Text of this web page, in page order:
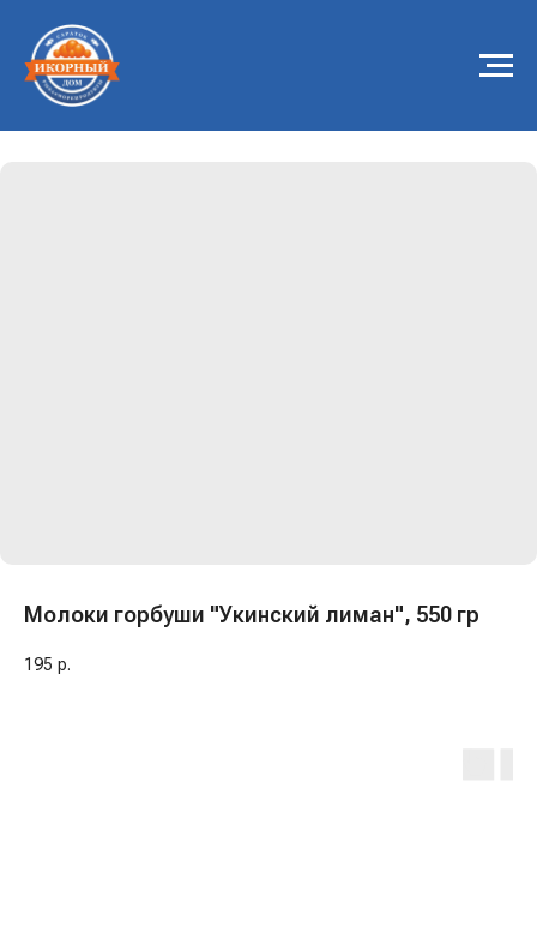
Молоки горбуши "Укинский лиман", 550 гр
195 р.